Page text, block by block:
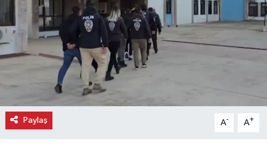
Paylaş A- A+
Emlak
Gündem
Gurme
Haber